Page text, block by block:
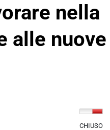
nella
alle nuove
CHIUSO